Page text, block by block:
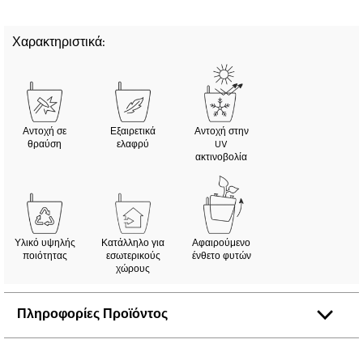
Χαρακτηριστικά:
Αντοχή σε
θραύση
Εξαιρετικά
ελαφρύ
Αντοχή στην
UV
ακτινοβολία
Υλικό υψηλής
ποιότητας
Κατάλληλο για
εσωτερικούς
χώρους
Αφαιρούμενο
ένθετο φυτών
Πληροφορίες Προϊόντος